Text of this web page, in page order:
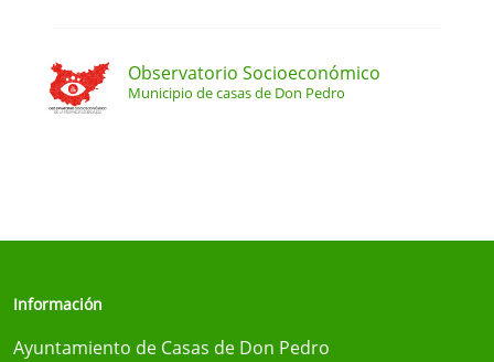
Observatorio Socioeconómico
Municipio de casas de Don Pedro
Información
Ayuntamiento de Casas de Don Pedro